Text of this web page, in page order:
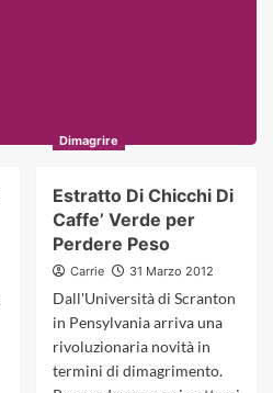
Dimagrire
Estratto Di Chicchi Di
Caffe’ Verde per
Perdere Peso
Carrie 31 Marzo 2012
Dall'Università di Scranton
in Pensylvania arriva una
rivoluzionaria novità in
termini di dimagrimento.